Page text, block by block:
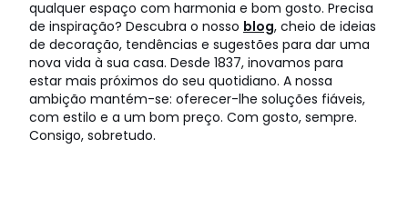
qualquer espaço com harmonia e bom gosto. Precisa
de inspiração? Descubra o nosso blog, cheio de ideias
de decoração, tendências e sugestões para dar uma
nova vida à sua casa. Desde 1837, inovamos para
estar mais próximos do seu quotidiano. A nossa
ambição mantém-se: oferecer-lhe soluções fiáveis,
com estilo e a um bom preço. Com gosto, sempre.
Consigo, sobretudo.